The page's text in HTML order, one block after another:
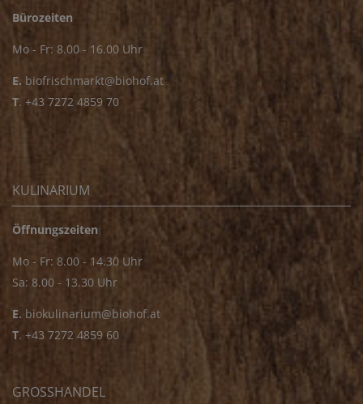
Bürozeiten
Mo - Fr: 8.00 - 16.00 Uhr
E. biofrischmarkt@biohof.at
T. +43 7272 4859 70
KULINARIUM
Öffnungszeiten
Mo - Fr: 8.00 - 14.30 Uhr
Sa: 8.00 - 13.30 Uhr
E. biokulinarium@biohof.at
T. +43 7272 4859 60
GROSSHANDEL